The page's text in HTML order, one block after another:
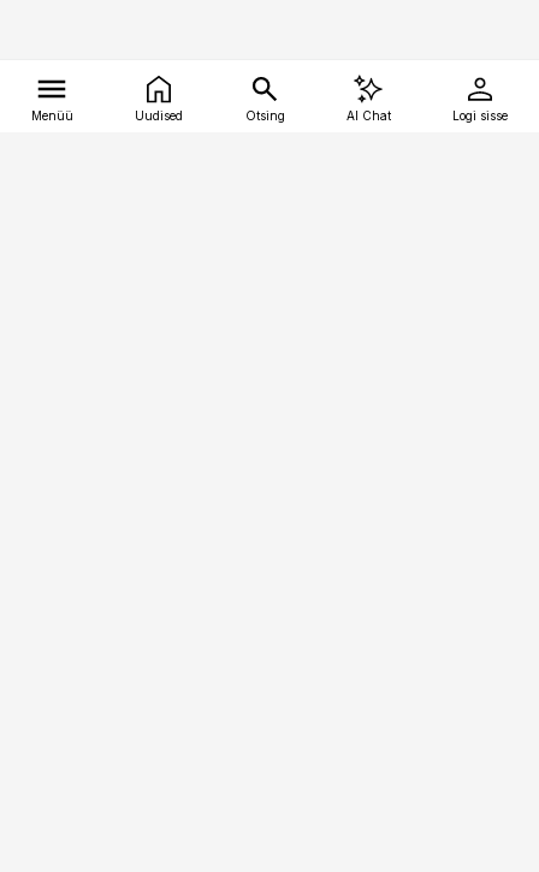
Menüü Uudised Otsing AI Chat Logi sisse